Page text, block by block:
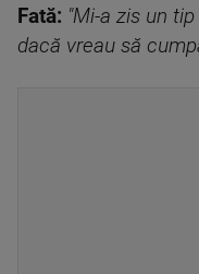
Fată: "Mi-a zis un
dacă vreau să